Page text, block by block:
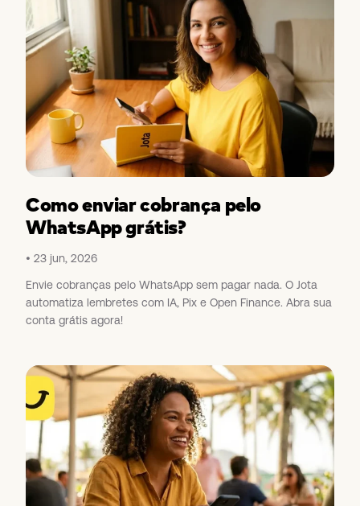
Como enviar cobrança pelo
WhatsApp grátis?
23 jun, 2026
Envie cobranças pelo WhatsApp sem pagar nada. O Jota
automatiza lembretes com IA, Pix e Open Finance. Abra sua
conta grátis agora!